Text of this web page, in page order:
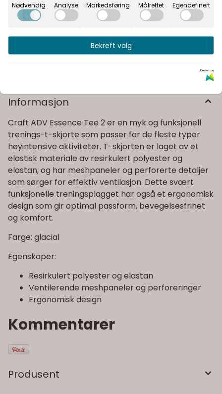
Rask levering
Informasjon
Craft ADV Essence Tee 2 er en myk og funksjonell
trenings-t-skjorte som passer for de fleste typer
høyintensive aktiviteter. T-skjorten er laget av et
elastisk materiale av resirkulert polyester og
elastan, og har meshpaneler og perforerte detaljer
som sørger for effektiv ventilasjon. Dette svært
funksjonelle treningsplagget har også et ergonomisk
design som gir optimal passform, bevegelsesfrihet
og komfort.
Farge: glacial
Egenskaper:
Resirkulert polyester og elastan
Ventilerende meshpaneler og perforeringer
Ergonomisk design
Kommentarer
Produsent
Nødvendig Analyse Markedsføring Målrettet Egendefinert
Bekreft valg
Drevet av